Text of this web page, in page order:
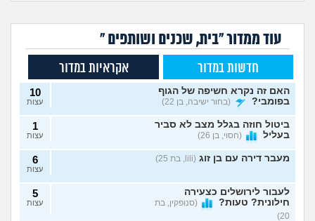
עוד ממדור "בית, שכנים ושותפים "
חדשות במדור אקראיות במדור
האם זה נקרא חשיפה של הגוף
בפומבי?
(בחור ישיבה, בן 22)
10
עצות
ביטול חוזה בגלל מצב לא סביר
בעליל
(חסוי, בן 26)
1
עצות
מעבר דירה עם בן זוג (lili, בת 25) 6
עצות
לעבור לירושלים כצעירה
חילונית? טעות?
(סנופקין, בת
20)
5
עצות